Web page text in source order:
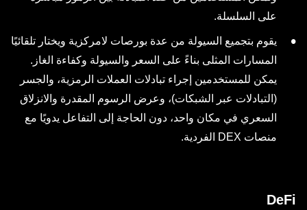
على السلسلة.
يقوم بتجميع السيولة من عدة بورصات لامركزية ويختار تلقائيًا
المسارات المثلى بناءً على السعر والسيولة وكفاءة الغاز.
يمكن للمستخدمين إجراء تبادلات العملات الرمزية، والجسر
(التبادلات عبر الشبكات)، وعرض الرسوم المقدرة والانزلاق
السعري في مكان واحد، دون الحاجة إلى التفاعل يدويًا مع
منصات DEX الفردية.
DeFi